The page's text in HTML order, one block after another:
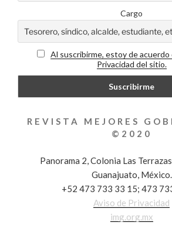
Cargo
Al suscribirme, estoy de acuerdo
Privacidad del sitio.
REVISTA MEJORES
©2020
Panorama 2, Colonia Las
Guanajuato, México.
+52 473 733 33 15; 473
Aviso de Privacidad
img.org.mx